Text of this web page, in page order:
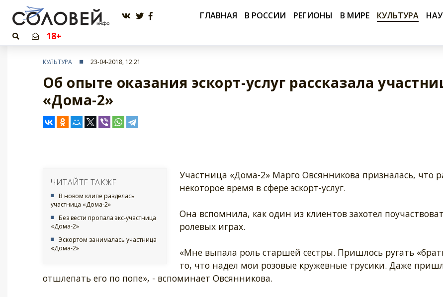
ГЛАВНАЯ В РОССИИ РЕГИОНЫ В МИРЕ КУЛЬТУРА
18+
КУЛЬТУРА 23-04-2018, 12:21
Об опыте оказания эскорт-услуг рассказала
«Дома-2»
ЧИТАЙТЕ ТАКЖЕ
В новом клипе разделась
участница «Дома-2»
Без вести пропала экс-участница
«Дома-2»
Эскортом занималась участница
«Дома-2»
Участница «Дома-2» Марго Овсянникова призналась, что
некоторое время в сфере эскорт-услуг.
Она вспомнила, как один из клиентов захотел
ролевых играх.
«Мне выпала роль старшей сестры. Пришлось ругать
то, что надел мои розовые кружевные трусики. Даже
отшлепать его по попе», - вспоминает Овсянникова.